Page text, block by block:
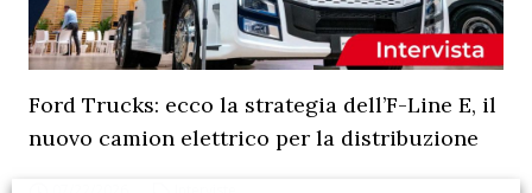
Ford Trucks: ecco la strategia dell’F-Line E, il
nuovo camion elettrico per la distribuzione